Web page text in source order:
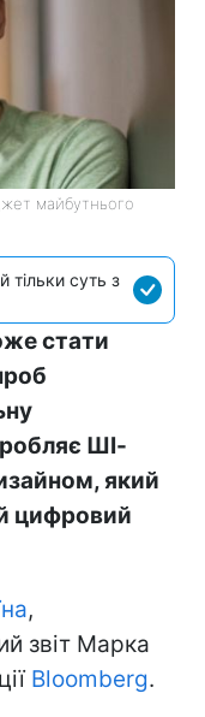
майбутнього
суть з
стати
ШІ-
який
цифровий
,
звіт Марка
Bloomberg.